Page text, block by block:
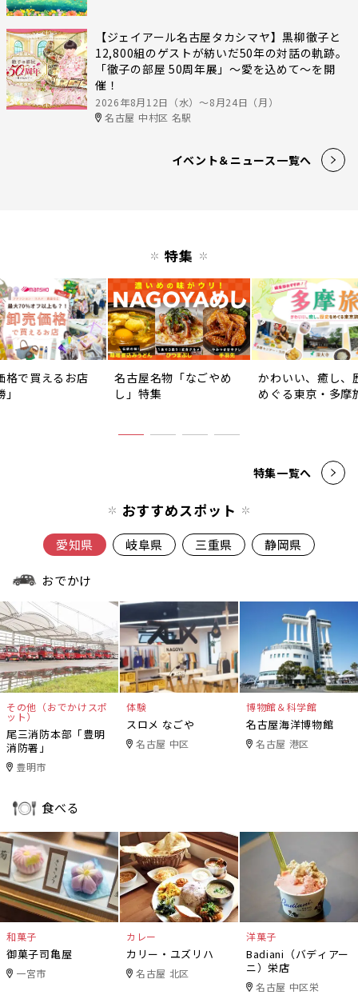
【ジェイアール名古屋タカシマヤ】黒柳徹子と
12,800組のゲストが紡いだ50年の対話の軌跡。
「徹子の部屋 50周年展」～愛を込めて～を開
催！
2026年8月12日（水）〜8月24日（月）
名古屋 中村区 名駅
イベント＆ニュース一覧へ
特集
格で買えるお店
名古屋名物「なごやめ
し」特集
かわいい、癒し、
めぐる東京・多摩
特集一覧へ
おすすめスポット
愛知県 岐阜県 三重県 静岡県
おでかけ
その他（おでかけスポ
ット）
尾三消防本部「豊明
消防署」
豊明市
体験
スロメ なごや
名古屋 中区
博物館＆科学館
名古屋海洋博物館
名古屋 港区
食べる
和菓子
御菓子司亀屋
一宮市
カレー
カリー・ユズリハ
名古屋 北区
洋菓子
Badiani（バディアー
ニ）栄店
名古屋 中区栄